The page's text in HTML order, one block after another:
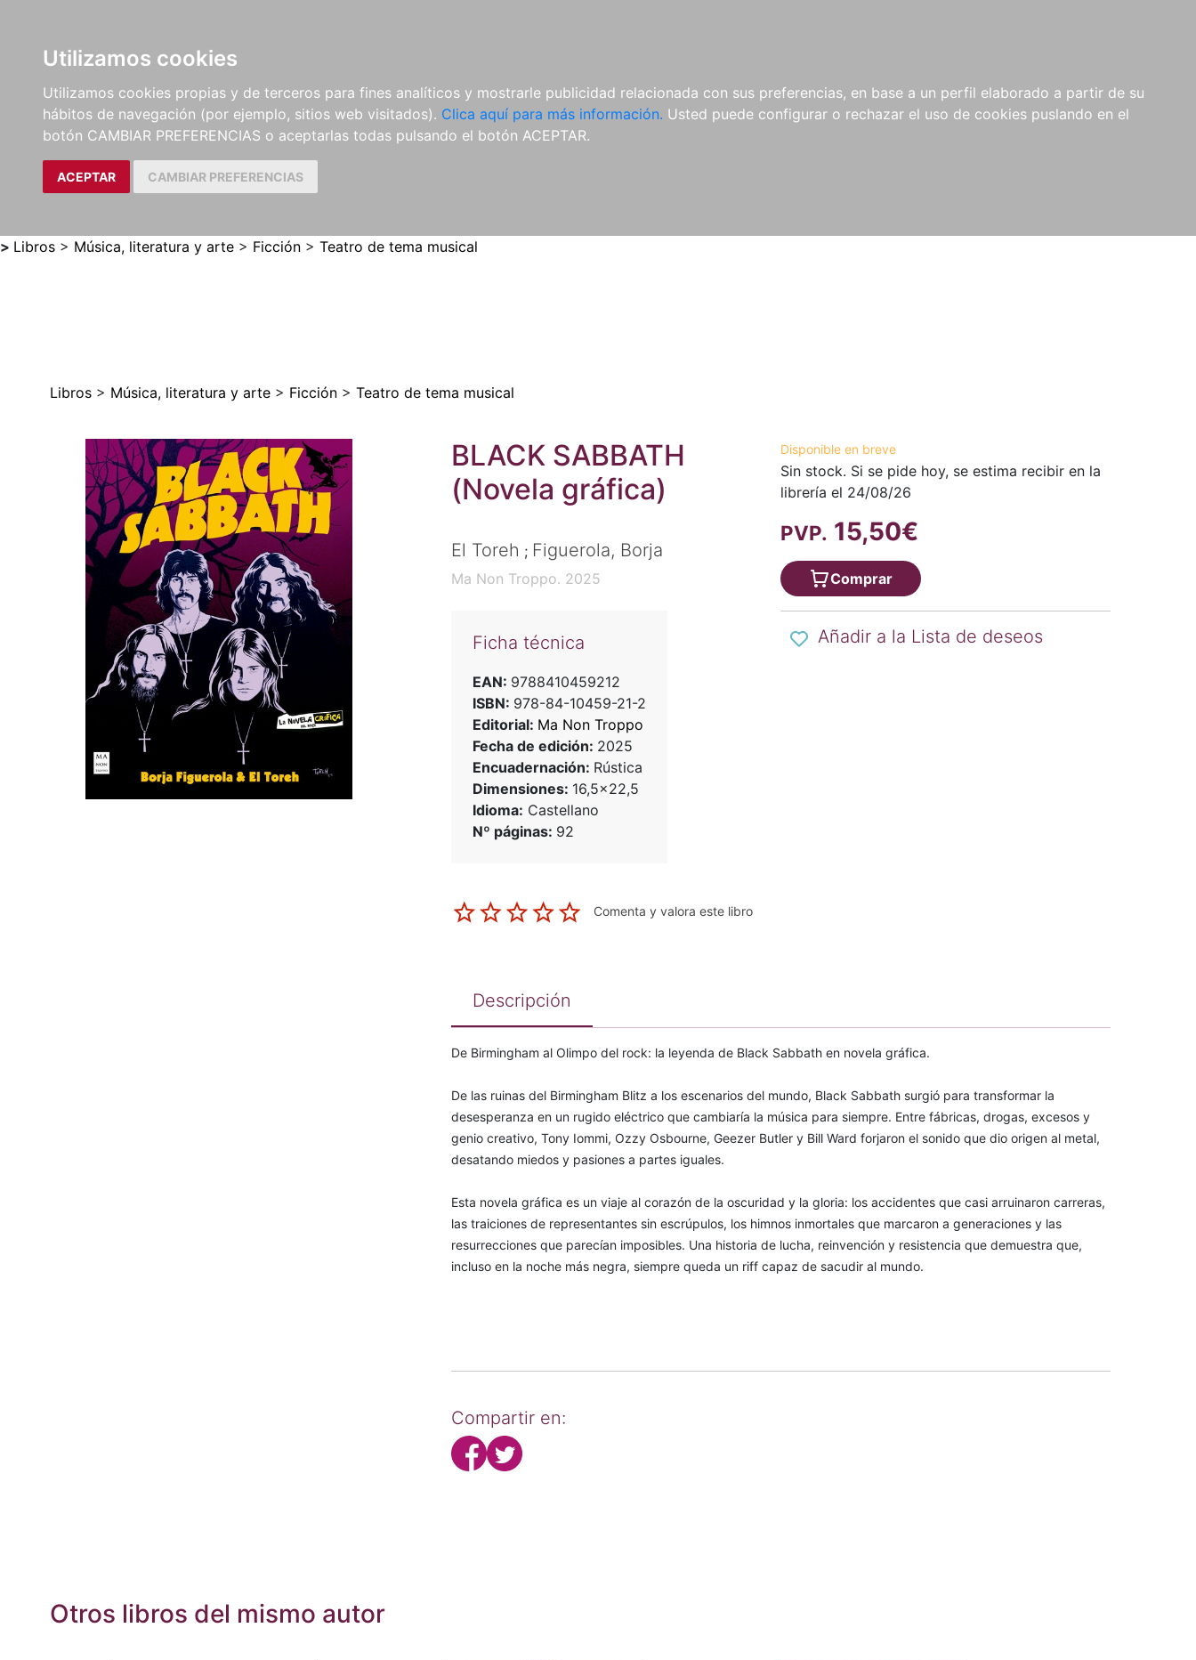
Utilizamos cookies
Utilizamos cookies propias y de terceros para fines analíticos y mostrarle publicidad relacionada con sus preferencias, en base a un perfil elaborado a partir de su
hábitos de navegación (por ejemplo, sitios web visitados). Clica aquí para más información. Usted puede configurar o rechazar el uso de cookies puslando en el
botón CAMBIAR PREFERENCIAS o aceptarlas todas pulsando el botón ACEPTAR.
ACEPTAR CAMBIAR PREFERENCIAS
LIBROS
MÉTODOS Y
EJERCICIOS
PARTITURAS Y EDICIONES
CRÍTICAS
REVISTAS
CDS Y
DVDS
MATERIAL
COMPLEMENTARIO
NOVEDADES NOTICIAS
COMPRAS
INSTITUCIONALES
> Libros > Música, literatura y arte > Ficción > Teatro de tema musical
Libros > Música, literatura y arte > Ficción > Teatro de tema musical
BLACK SABBATH
(Novela gráfica)
El Toreh ; Figuerola, Borja
Ma Non Troppo. 2025
Ficha técnica
EAN: 9788410459212
ISBN: 978-84-10459-21-2
Editorial: Ma Non Troppo
Fecha de edición: 2025
Encuadernación: Rústica
Dimensiones: 16,5x22,5
Idioma: Castellano
Nº páginas: 92
Comenta y valora este libro
Disponible en breve
Sin stock. Si se pide hoy, se estima recibir en la
librería el 24/08/26
PVP. 15,50€
Comprar
Añadir a la Lista de deseos
Descripción
De Birmingham al Olimpo del rock: la leyenda de Black Sabbath en novela gráfica.
De las ruinas del Birmingham Blitz a los escenarios del mundo, Black Sabbath surgió para transformar la
desesperanza en un rugido eléctrico que cambiaría la música para siempre. Entre fábricas, drogas, excesos y
genio creativo, Tony Iommi, Ozzy Osbourne, Geezer Butler y Bill Ward forjaron el sonido que dio origen al metal,
desatando miedos y pasiones a partes iguales.
Esta novela gráfica es un viaje al corazón de la oscuridad y la gloria: los accidentes que casi arruinaron carreras,
las traiciones de representantes sin escrúpulos, los himnos inmortales que marcaron a generaciones y las
resurrecciones que parecían imposibles. Una historia de lucha, reinvención y resistencia que demuestra que,
incluso en la noche más negra, siempre queda un riff capaz de sacudir al mundo.
Compartir en:
Otros libros del mismo autor